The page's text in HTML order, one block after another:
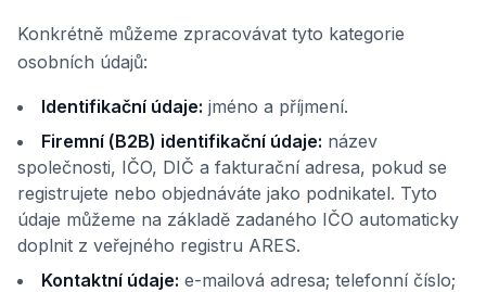
Konkrétně můžeme zpracovávat tyto kategorie
osobních údajů:
Identifikační údaje: jméno a příjmení.
Firemní (B2B) identifikační údaje: název
společnosti, IČO, DIČ a fakturační adresa, pokud se
registrujete nebo objednáváte jako podnikatel. Tyto
údaje můžeme na základě zadaného IČO automaticky
doplnit z veřejného registru ARES.
Kontaktní údaje: e-mailová adresa; telefonní číslo;